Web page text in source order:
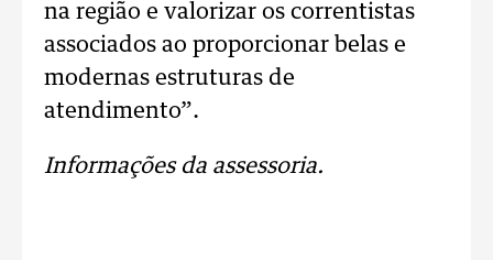
na região e valorizar os correntistas
associados ao proporcionar belas e
modernas estruturas de
atendimento”.
Informações da assessoria.